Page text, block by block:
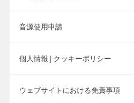
音源使用申請
個人情報 | クッキーポリシー
ウェブサイトにおける免責事項